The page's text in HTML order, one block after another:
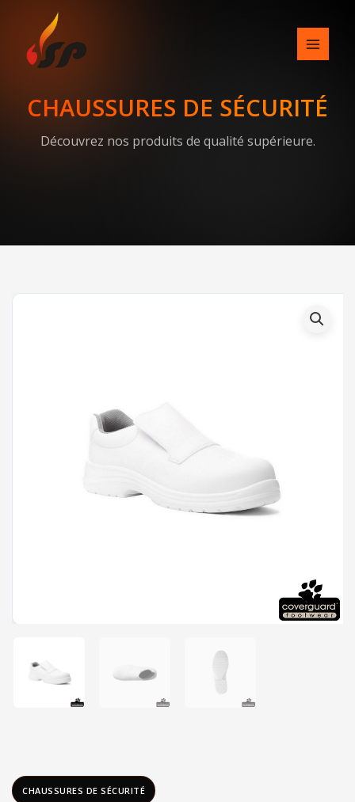
content
CHAUSSURES DE SÉCURITÉ
Découvrez nos produits de qualité supérieure.
CHAUSSURES DE SÉCURITÉ